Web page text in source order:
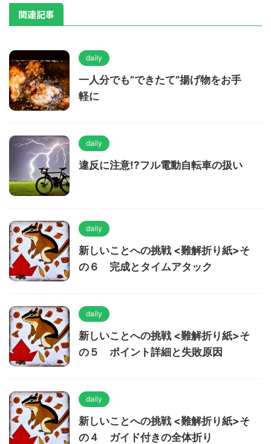
関連記事
daily
一人分でも”できたて”揚げ物をお手
軽に
daily
違反に注意!?フル電動自転車の扱い
daily
新しいことへの挑戦 <難解折り紙>そ
の６ 完成とタイムアタック
daily
新しいことへの挑戦 <難解折り紙>そ
の５ ポイント詳細と失敗原因
daily
新しいことへの挑戦 <難解折り紙>そ
の４ ガイド付きの全体折り